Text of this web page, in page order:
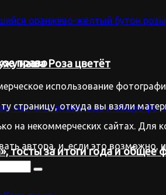
наша Роза цветёт
тосты за итоги года и общее
право
использование
страницу, откуда вы взяли
на некоммерческих сайтах.
автора, и, если это возможно,